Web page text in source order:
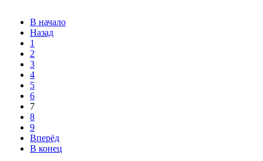
В начало
Назад
1
2
3
4
5
6
7
8
9
Вперёд
В конец